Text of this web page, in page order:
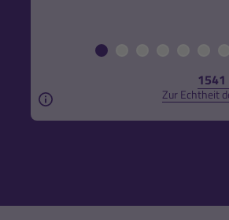
Zur Echtheit
Aus rechtlichen Gründen